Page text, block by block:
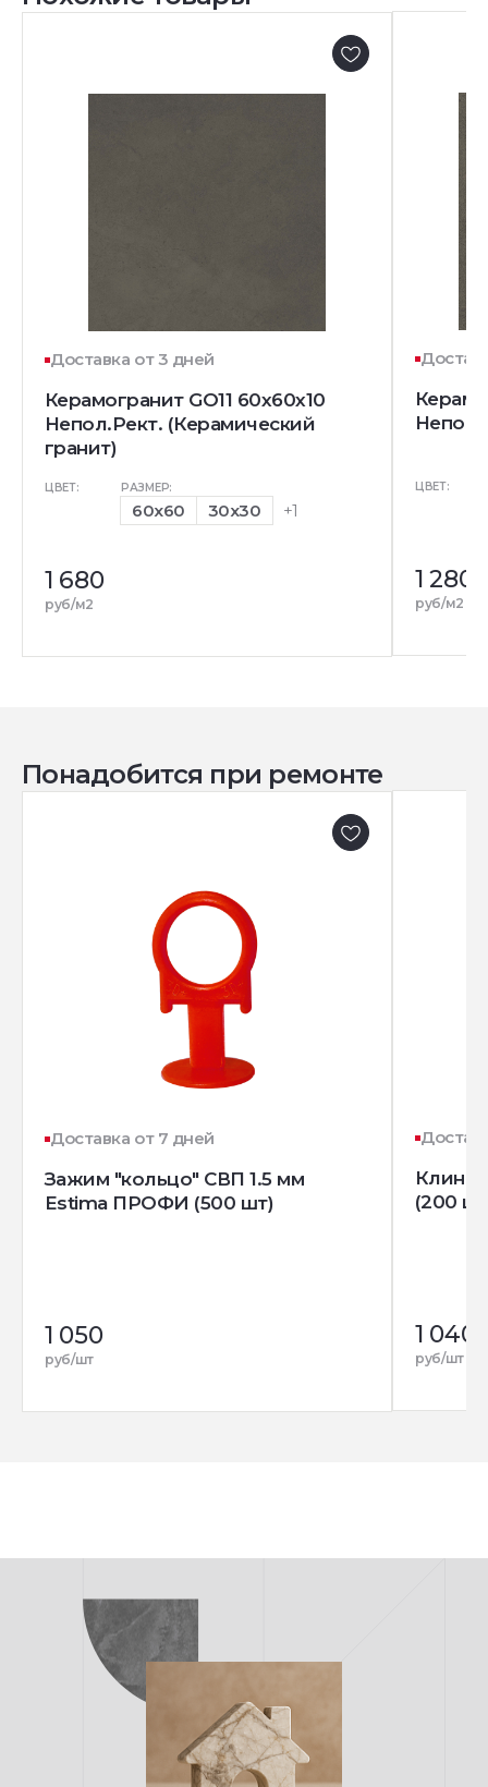
Доставка от 3 дней
Керамогранит GO11 60x60x10
Непол.Рект. (Керамический
гранит)
ЦВЕТ: РАЗМЕР:
60x60 30x30 +1
1 680
руб/м2
Непол.
ЦВЕТ:
1 280
руб/м2
Понадобится при ремонте
Доставка от 7 дней
Зажим "кольцо" СВП 1.5 мм
Estima ПРОФИ (500 шт)
1 050
руб/шт
Клин
(200
1 040
руб/шт